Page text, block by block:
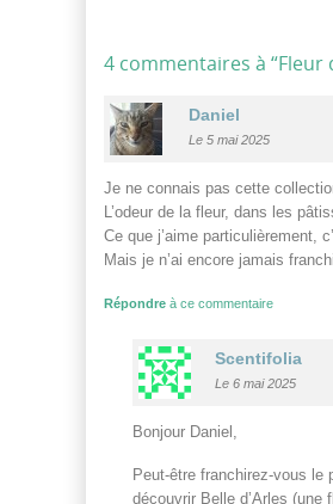
4 commentaires à “Fleur
Daniel
Le 5 mai 2025
Je ne connais pas cette
L’odeur de la fleur, dans les
Ce que j’aime particulièrement,
Mais je n’ai encore jamais
Répondre à ce commentaire
Scentifolia
Le 6 mai 2025
Bonjour Daniel,
Peut-être franchirez-vous le
découvrir Belle d’Arles (une